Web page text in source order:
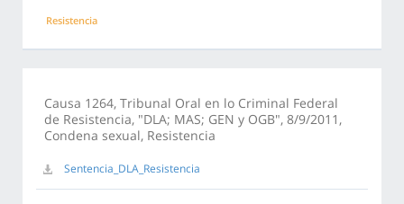
Resistencia
Causa 1264, Tribunal Oral en lo Criminal Federal
de Resistencia, "DLA; MAS; GEN y OGB", 8/9/2011,
Condena sexual, Resistencia
Sentencia_DLA_Resistencia